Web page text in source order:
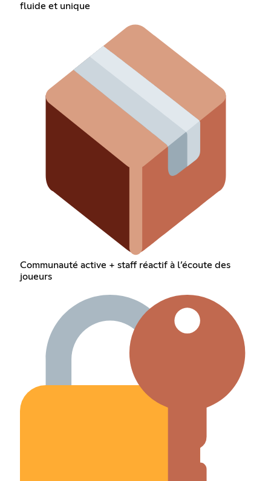
fluide et unique
Communauté active + staff réactif à l’écoute des
joueurs